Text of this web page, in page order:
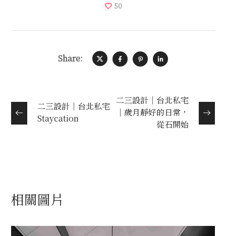
50
Share:
二三設計｜台北私宅
Staycation
二三設計｜台北私宅
｜歲月靜好的日常，
從石開始
相關圖片